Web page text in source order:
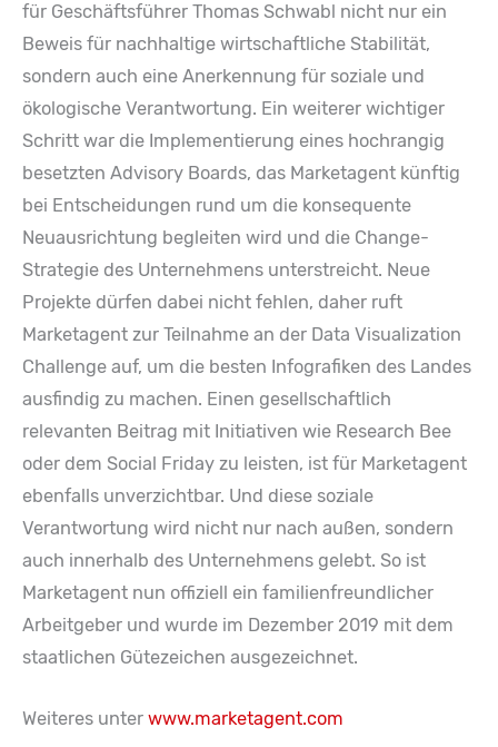
für Geschäftsführer Thomas Schwabl nicht nur ein
Beweis für nachhaltige wirtschaftliche Stabilität,
sondern auch eine Anerkennung für soziale und
ökologische Verantwortung. Ein weiterer wichtiger
Schritt war die Implementierung eines hochrangig
besetzten Advisory Boards, das Marketagent künftig
bei Entscheidungen rund um die konsequente
Neuausrichtung begleiten wird und die Change-
Strategie des Unternehmens unterstreicht. Neue
Projekte dürfen dabei nicht fehlen, daher ruft
Marketagent zur Teilnahme an der Data Visualization
Challenge auf, um die besten Infografiken des Landes
ausfindig zu machen. Einen gesellschaftlich
relevanten Beitrag mit Initiativen wie Research Bee
oder dem Social Friday zu leisten, ist für Marketagent
ebenfalls unverzichtbar. Und diese soziale
Verantwortung wird nicht nur nach außen, sondern
auch innerhalb des Unternehmens gelebt. So ist
Marketagent nun offiziell ein familienfreundlicher
Arbeitgeber und wurde im Dezember 2019 mit dem
staatlichen Gütezeichen ausgezeichnet.
Weiteres unter www.marketagent.com